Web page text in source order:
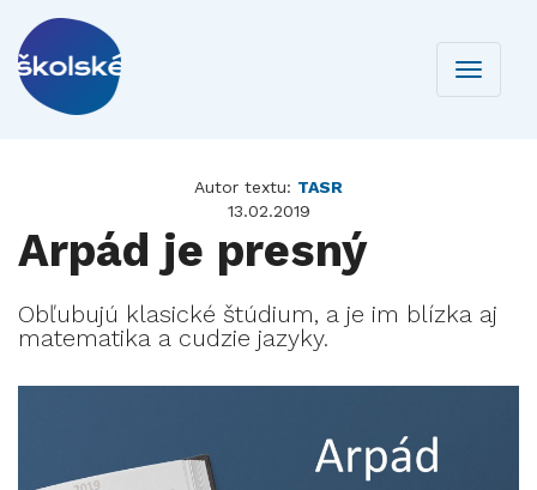
Toggle
Autor textu: TASR
13.02.2019
Arpád je presný
Obľubujú klasické štúdium, a je im blízka aj
matematika a cudzie jazyky.